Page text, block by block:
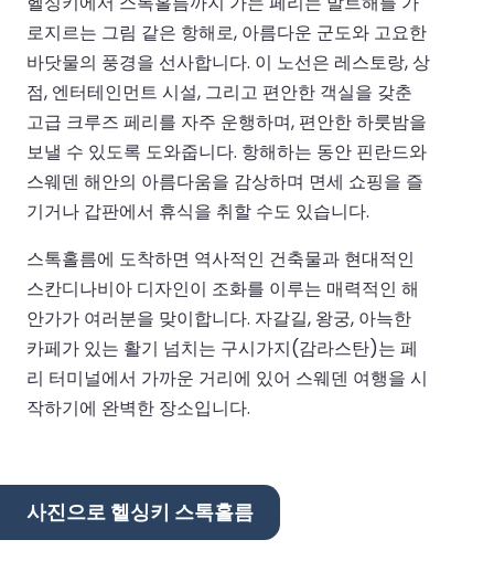
로지르는 그림 같은 항해로, 아름다운 군도와 고요한
바닷물의 풍경을 선사합니다. 이 노선은 레스토랑, 상
점, 엔터테인먼트 시설, 그리고 편안한 객실을 갖춘
고급 크루즈 페리를 자주 운행하며, 편안한 하룻밤을
보낼 수 있도록 도와줍니다. 항해하는 동안 핀란드와
스웨덴 해안의 아름다움을 감상하며 면세 쇼핑을 즐
기거나 갑판에서 휴식을 취할 수도 있습니다.
스톡홀름에 도착하면 역사적인 건축물과 현대적인
스칸디나비아 디자인이 조화를 이루는 매력적인 해
안가가 여러분을 맞이합니다. 자갈길, 왕궁, 아늑한
카페가 있는 활기 넘치는 구시가지(감라스탄)는 페
리 터미널에서 가까운 거리에 있어 스웨덴 여행을 시
작하기에 완벽한 장소입니다.
사진으로 헬싱키 스톡홀름